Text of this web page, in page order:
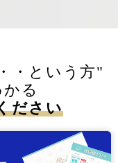
・という方"
る
ださい